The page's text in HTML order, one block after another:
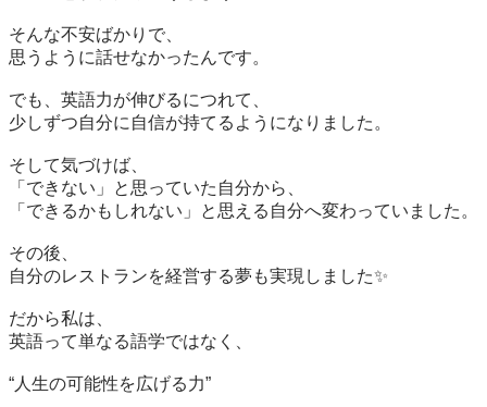
そんな不安ばかりで、
思うように話せなかったんです。
でも、英語力が伸びるにつれて、
少しずつ自分に自信が持てるようになりました。
そして気づけば、
「できない」と思っていた自分から、
「できるかもしれない」と思える自分へ変わっていました。
その後、
自分のレストランを経営する夢も実現しました✨
だから私は、
英語って単なる語学ではなく、
“人生の可能性を広げる力”